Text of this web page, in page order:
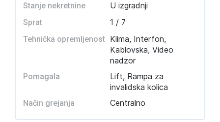
Stanje nekretnine U izgradnji
Sprat 1 / 7
Tehnička opremljenost Klima, Interfon,
Kablovska, Video
nadzor
Pomagala
Lift, Rampa za
invalidska kolica
Način grejanja Centralno